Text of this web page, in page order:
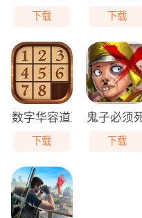
下载 下载
数字华容道直装版
下载
鬼子必须
下载